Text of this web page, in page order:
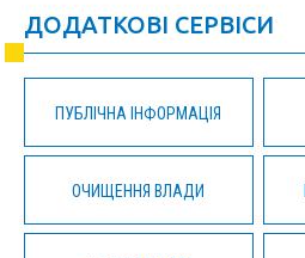
ДОДАТКОВІ СЕРВІСИ
ПУБЛІЧНА ІНФОРМАЦІЯ
ОЧИЩЕННЯ ВЛАДИ